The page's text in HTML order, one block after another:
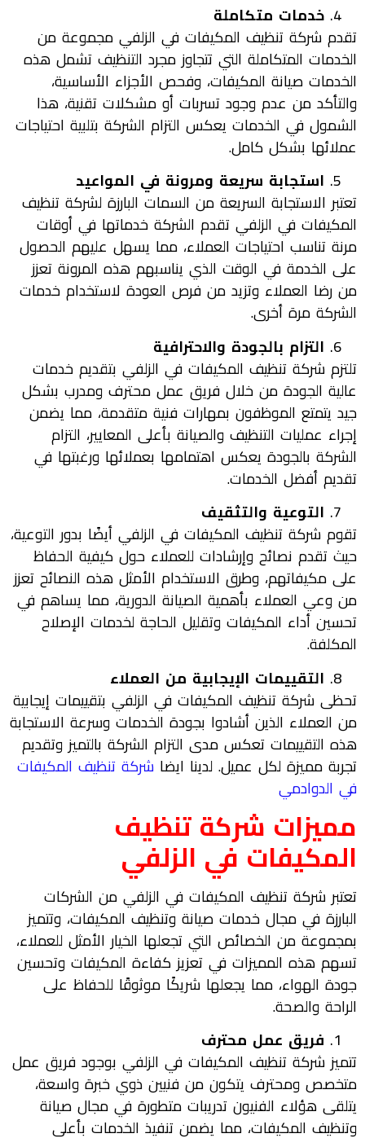
خدمات متكاملة
تقدم شركة تنظيف المكيفات في الزلفي مجموعة من
الخدمات المتكاملة التي تتجاوز مجرد التنظيف تشمل هذه
الخدمات صيانة المكيفات، وفحص الأجزاء الأساسية،
والتأكد من عدم وجود تسربات أو مشكلات تقنية، هذا
الشمول في الخدمات يعكس التزام الشركة بتلبية احتياجات
عملائها بشكل كامل.
استجابة سريعة ومرونة في المواعيد
تعتبر الاستجابة السريعة من السمات البارزة لشركة تنظيف
المكيفات في الزلفي تقدم الشركة خدماتها في أوقات
مرنة تناسب احتياجات العملاء، مما يسهل عليهم الحصول
على الخدمة في الوقت الذي يناسبهم هذه المرونة تعزز
من رضا العملاء وتزيد من فرص العودة لاستخدام خدمات
الشركة مرة أخرى.
التزام بالجودة والاحترافية
تلتزم شركة تنظيف المكيفات في الزلفي بتقديم خدمات
عالية الجودة من خلال فريق عمل محترف ومدرب بشكل
جيد يتمتع الموظفون بمهارات فنية متقدمة، مما يضمن
إجراء عمليات التنظيف والصيانة بأعلى المعايير، التزام
الشركة بالجودة يعكس اهتمامها بعملائها ورغبتها في
تقديم أفضل الخدمات.
التوعية والتثقيف
تقوم شركة تنظيف المكيفات في الزلفي أيضًا بدور التوعية،
حيث تقدم نصائح وإرشادات للعملاء حول كيفية الحفاظ
على مكيفاتهم، وطرق الاستخدام الأمثل هذه النصائح تعزز
من وعي العملاء بأهمية الصيانة الدورية، مما يساهم في
تحسين أداء المكيفات وتقليل الحاجة لخدمات الإصلاح
المكلفة.
التقييمات الإيجابية من العملاء
تحظى شركة تنظيف المكيفات في الزلفي بتقييمات إيجابية
من العملاء الذين أشادوا بجودة الخدمات وسرعة الاستجابة
هذه التقييمات تعكس مدى التزام الشركة بالتميز وتقديم
تجربة مميزة لكل عميل. لدينا ايضا شركة تنظيف المكيفات
في الدوادمي
مميزات شركة تنظيف
المكيفات في الزلفي
تعتبر شركة تنظيف المكيفات في الزلفي من الشركات
البارزة في مجال خدمات صيانة وتنظيف المكيفات، وتتميز
بمجموعة من الخصائص التي تجعلها الخيار الأمثل للعملاء،
تسهم هذه المميزات في تعزيز كفاءة المكيفات وتحسين
جودة الهواء، مما يجعلها شريكًا موثوقًا للحفاظ على
الراحة والصحة.
فريق عمل محترف
تتميز شركة تنظيف المكيفات في الزلفي بوجود فريق عمل
متخصص ومحترف يتكون من فنيين ذوي خبرة واسعة،
يتلقى هؤلاء الفنيون تدريبات متطورة في مجال صيانة
وتنظيف المكيفات، مما يضمن تنفيذ الخدمات بأعلى